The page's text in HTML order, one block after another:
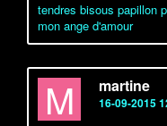
tendres bisous papillon
mon ange d'amour
M martine
16-09-2015